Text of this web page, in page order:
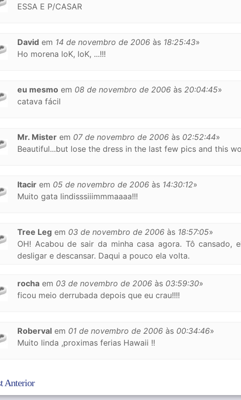
ESSA E P/CASAR
David em 14 de novembro de 2006 às 18:25:43»
Ho morena loK, loK, ...!!!
eu mesmo em 08 de novembro de 2006 às 20:04:45»
catava fácil
Mr. Mister em 07 de novembro de 2006 às 02:52:44»
Beautiful...but lose the dress in the last few pics and this
Itacir em 05 de novembro de 2006 às 14:30:12»
Muito gata lindisssiiimmmaaaa!!!
Tree Leg em 03 de novembro de 2006 às 18:57:05»
OH! Acabou de sair da minha casa agora. Tô cansado,
desligar e descansar. Daqui a pouco ela volta.
rocha em 03 de novembro de 2006 às 03:59:30»
ficou meio derrubada depois que eu crau!!!!
Roberval em 01 de novembro de 2006 às 00:34:46»
Muito linda ,proximas ferias Hawaii !!
Anterior